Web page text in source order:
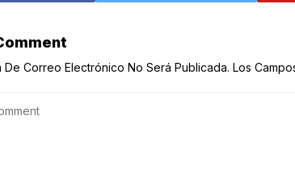
De Correo Electrónico No Será Publicada. Los